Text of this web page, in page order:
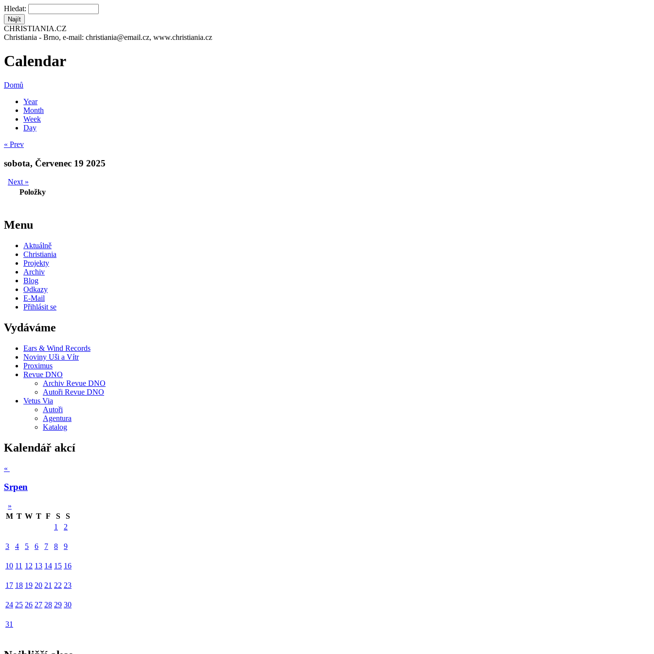
Hledat:
CHRISTIANIA.CZ
Christiania - Brno, e-mail: christiania@email.cz, www.christiania.cz
Calendar
Domů
Year
Month
Week
Day
« Prev
sobota, Červenec 19 2025
Next »
Položky
Menu
Aktuálně
Christiania
Projekty
Archiv
Blog
Odkazy
E-Mail
Přihlásit se
Vydáváme
Ears & Wind Records
Noviny Uši a Vítr
Proximus
Revue DNO
Archiv Revue DNO
Autoři Revue DNO
Vetus Via
Autoři
Agentura
Katalog
Kalendář akcí
«
Srpen
»
M T W T F S
S
1
2
3 4 5 6 7 8 9
10 11 12 13 14 15 16
17 18 19 20 21 22 23
24 25 26 27 28 29 30
31